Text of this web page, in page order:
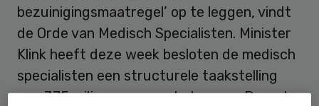
bezuinigingsmaatregel’ op te leggen, vindt
de Orde van Medisch Specialisten. Minister
Klink heeft deze week besloten de medisch
specialisten een structurele taakstelling
van 375 miljoen euro op te leggen. De orde